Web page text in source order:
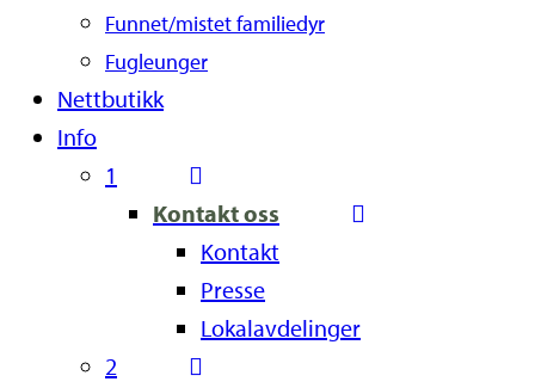
Funnet/mistet familiedyr
Fugleunger
Nettbutikk
Info
1
Kontakt oss
Kontakt
Presse
Lokalavdelinger
2